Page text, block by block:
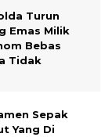
Turun
Emas Milik
Bebas
Tidak
Sepak
Yang Di